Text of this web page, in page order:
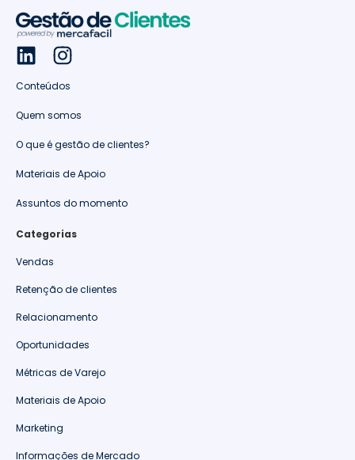
Conteúdos
Quem somos
O que é gestão de clientes?
Materiais de Apoio
Assuntos do momento
Categorias
Vendas
Retenção de clientes
Relacionamento
Oportunidades
Métricas de Varejo
Materiais de Apoio
Marketing
Informações de Mercado